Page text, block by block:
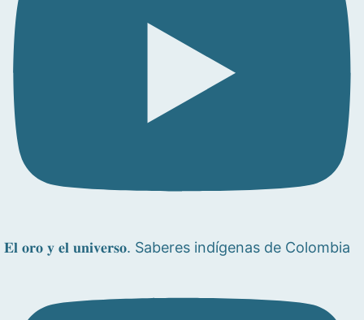
𝐄𝐥 𝐨𝐫𝐨 𝐲 𝐞𝐥 𝐮𝐧𝐢𝐯𝐞𝐫𝐬𝐨. Saberes indígenas de Colombia